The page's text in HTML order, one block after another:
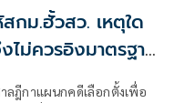
ม.ฮั้วสว. เหตุใด
ไม่ควรอิงมาตรฐาน
ลฎีกาแผนกคดีเลือกตั้งเพื่อ